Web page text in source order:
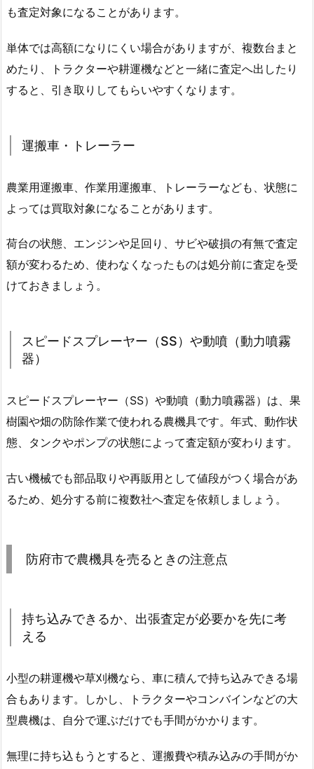
も査定対象になることがあります。
単体では高額になりにくい場合がありますが、複数台まと
めたり、トラクターや耕運機などと一緒に査定へ出したり
すると、引き取りしてもらいやすくなります。
運搬車・トレーラー
農業用運搬車、作業用運搬車、トレーラーなども、状態に
よっては買取対象になることがあります。
荷台の状態、エンジンや足回り、サビや破損の有無で査定
額が変わるため、使わなくなったものは処分前に査定を受
けておきましょう。
スピードスプレーヤー（SS）や動噴（動力噴霧
器）
スピードスプレーヤー（SS）や動噴（動力噴霧器）は、果
樹園や畑の防除作業で使われる農機具です。年式、動作状
態、タンクやポンプの状態によって査定額が変わります。
古い機械でも部品取りや再販用として値段がつく場合があ
るため、処分する前に複数社へ査定を依頼しましょう。
防府市で農機具を売るときの注意点
持ち込みできるか、出張査定が必要かを先に考
える
小型の耕運機や草刈機なら、車に積んで持ち込みできる場
合もあります。しかし、トラクターやコンバインなどの大
型農機は、自分で運ぶだけでも手間がかかります。
無理に持ち込もうとすると、運搬費や積み込みの手間がか